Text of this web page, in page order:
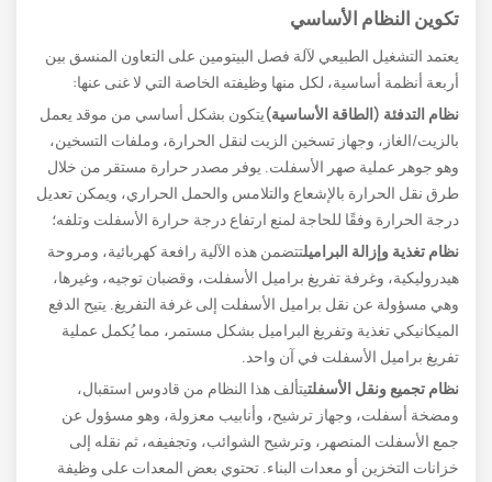
تكوين النظام الأساسي
يعتمد التشغيل الطبيعي لآلة فصل البيتومين على التعاون المنسق بين
أربعة أنظمة أساسية، لكل منها وظيفته الخاصة التي لا غنى عنها:
نظام التدفئة (الطاقة الأساسية)يتكون بشكل أساسي من موقد يعمل
بالزيت/الغاز، وجهاز تسخين الزيت لنقل الحرارة، وملفات التسخين،
وهو جوهر عملية صهر الأسفلت. يوفر مصدر حرارة مستقر من خلال
طرق نقل الحرارة بالإشعاع والتلامس والحمل الحراري، ويمكن تعديل
درجة الحرارة وفقًا للحاجة لمنع ارتفاع درجة حرارة الأسفلت وتلفه؛
نظام تغذية وإزالة البراميلتتضمن هذه الآلية رافعة كهربائية، ومروحة
هيدروليكية، وغرفة تفريغ براميل الأسفلت، وقضبان توجيه، وغيرها،
وهي مسؤولة عن نقل براميل الأسفلت إلى غرفة التفريغ. يتيح الدفع
الميكانيكي تغذية وتفريغ البراميل بشكل مستمر، مما يُكمل عملية
تفريغ براميل الأسفلت في آن واحد.
نظام تجميع ونقل الأسفلتيتألف هذا النظام من قادوس استقبال،
ومضخة أسفلت، وجهاز ترشيح، وأنابيب معزولة، وهو مسؤول عن
جمع الأسفلت المنصهر، وترشيح الشوائب، وتجفيفه، ثم نقله إلى
خزانات التخزين أو معدات البناء. تحتوي بعض المعدات على وظيفة